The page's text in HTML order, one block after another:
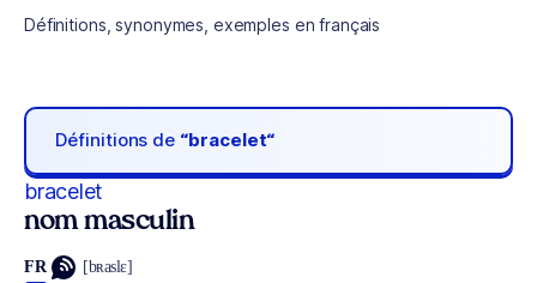
Définitions, synonymes, exemples en français
Définitions de “bracelet“
bracelet
nom masculin
FR [bʀaslɛ]